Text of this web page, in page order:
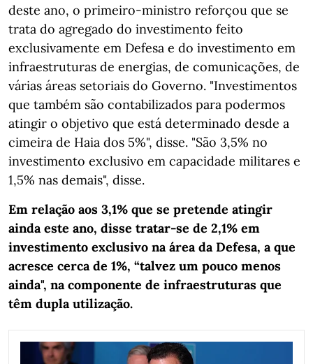
deste ano, o primeiro-ministro reforçou que se
trata do agregado do investimento feito
exclusivamente em Defesa e do investimento em
infraestruturas de energias, de comunicações, de
várias áreas setoriais do Governo. "Investimentos
que também são contabilizados para podermos
atingir o objetivo que está determinado desde a
cimeira de Haia dos 5%", disse. "São 3,5% no
investimento exclusivo em capacidade militares e
1,5% nas demais", disse.
Em relação aos 3,1% que se pretende atingir
ainda este ano, disse tratar-se de 2,1% em
investimento exclusivo na área da Defesa, a que
acresce cerca de 1%, “talvez um pouco menos
ainda", na componente de infraestruturas que
têm dupla utilização.